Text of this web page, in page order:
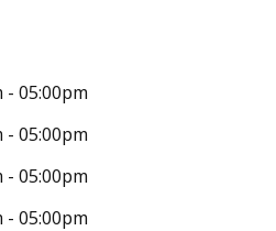
- 05:00pm
- 05:00pm
- 05:00pm
- 05:00pm